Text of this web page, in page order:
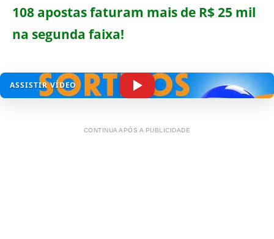
108 apostas faturam mais de R$ 25 mil
na segunda faixa!
ASSISTIR VÍDEO
CONTINUA APÓS A PUBLICIDADE